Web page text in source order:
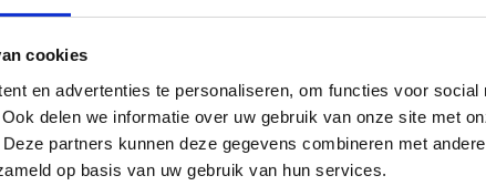
cookies
en advertenties te personaliseren, om functies voor social
delen we informatie over uw gebruik van onze site met
partners kunnen deze gegevens combineren met
op basis van uw gebruik van hun services.
jouw resultaten behaalt. We vinden het belangrijk dat jij
met je leidinggevende. Deze gaan over werkresultaten en
als basis. Op die manier check je regelmatig
nodig is. Het beoordelingsgesprek dat uiteraard ook